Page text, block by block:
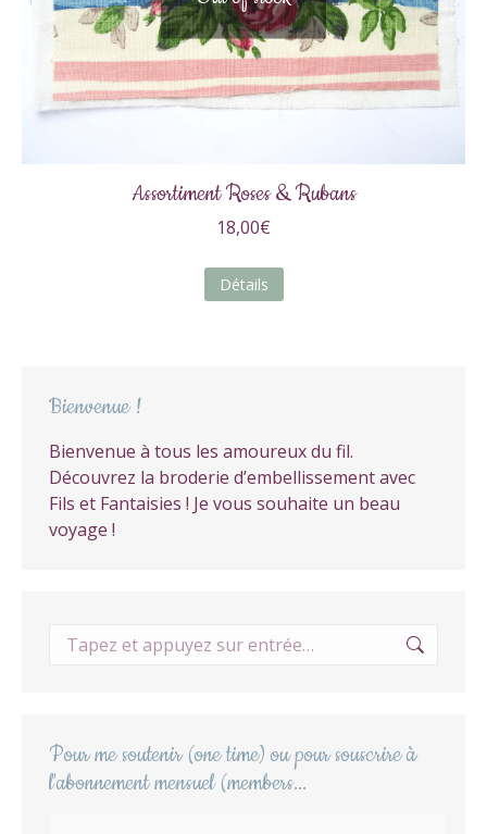
Assortiment Roses & Rubans
18,00€
Détails
Bienvenue !
Bienvenue à tous les amoureux du fil.
Découvrez la broderie d’embellissement avec
Fils et Fantaisies ! Je vous souhaite un beau
voyage !
Recherche
Pour me soutenir (one time) ou pour souscrire à
l'abonnement mensuel (members...